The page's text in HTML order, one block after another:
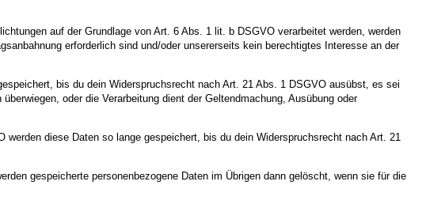
auf der Grundlage von Art. 6 Abs. 1 lit. b DSGVO verarbeitet werden, werden
erforderlich sind und/oder unsererseits kein berechtigtes Interesse an der
bis du dein Widerspruchsrecht nach Art. 21 Abs. 1 DSGVO ausübst, es sei
oder die Verarbeitung dient der Geltendmachung, Ausübung oder
diese Daten so lange gespeichert, bis du dein Widerspruchsrecht nach Art. 21
gespeicherte personenbezogene Daten im Übrigen dann gelöscht, wenn sie für die